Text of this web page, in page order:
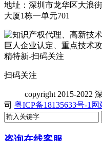
地址：深圳市龙华区大浪
大厦1栋一单元701
扫码关注
copyright 2015-2022
司 粤ICP备18135633号-1 网